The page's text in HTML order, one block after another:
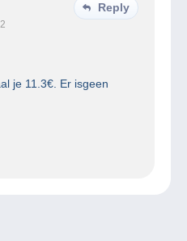
Reply
je 11.3€. Er isgeen